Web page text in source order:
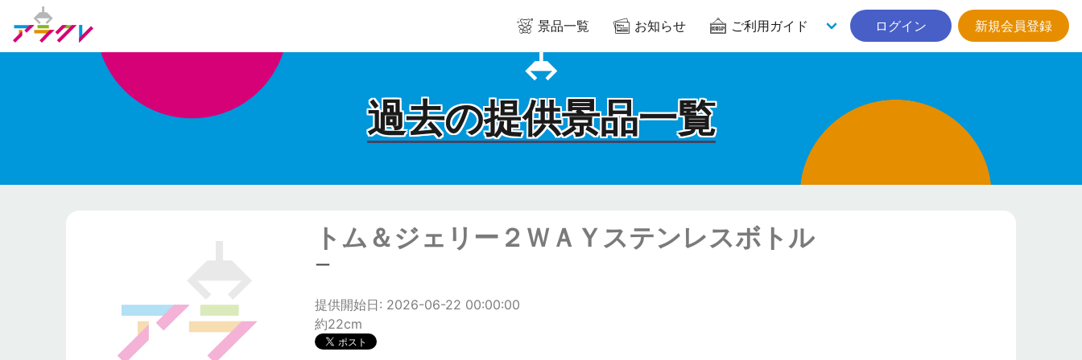
景品一覧 お知らせ ご利用ガイド ログイン 新規会員登録
過去の提供景品一覧
トム＆ジェリー２ＷＡＹステンレスボトル
ー
提供開始日: 2026-06-22 00:00:00
約22cm